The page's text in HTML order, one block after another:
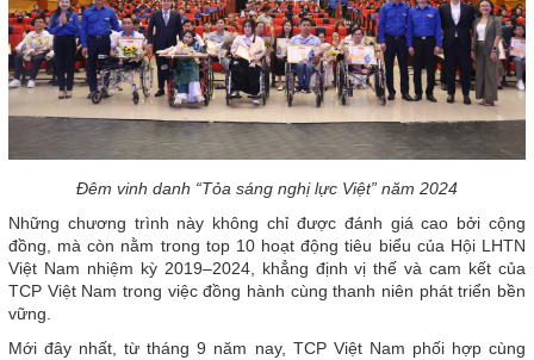
Đêm vinh danh “Tỏa sáng nghị lực Việt” năm 2024
Những chương trình này không chỉ được đánh giá cao bởi cộng
đồng, mà còn nằm trong top 10 hoạt động tiêu biểu của Hội LHTN
Việt Nam nhiệm kỳ 2019–2024, khẳng định vị thế và cam kết của
TCP Việt Nam trong việc đồng hành cùng thanh niên phát triển bền
vững.
Mới đây nhất, từ tháng 9 năm nay, TCP Việt Nam phối hợp cùng